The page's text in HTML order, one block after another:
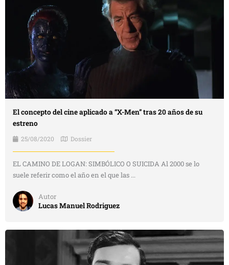
El concepto del cine aplicado a “X-Men” tras 20 años de su
estreno
25/08/2020 Dossier
EL CAMINO DE LOGAN: SIMBÓLICO O SUICIDA Al 2000 se lo
suele referir como el año en el que las ...
Autor
Lucas Manuel Rodriguez